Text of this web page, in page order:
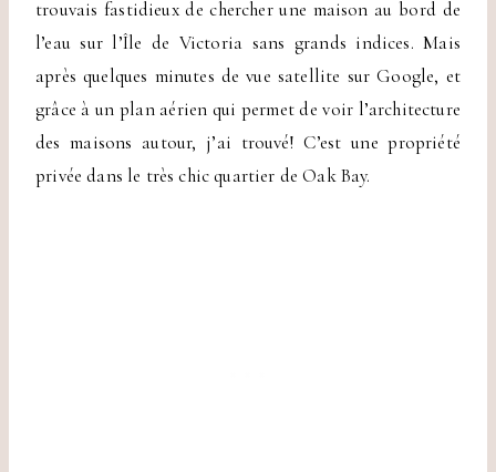
trouvais fastidieux de chercher une maison au bord de
l’eau sur l’Île de Victoria sans grands indices. Mais
après quelques minutes de vue satellite sur Google, et
grâce à un plan aérien qui permet de voir l’architecture
des maisons autour, j’ai trouvé! C’est une propriété
privée dans le très chic quartier de Oak Bay.